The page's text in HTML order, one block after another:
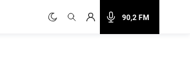
90,2 FM